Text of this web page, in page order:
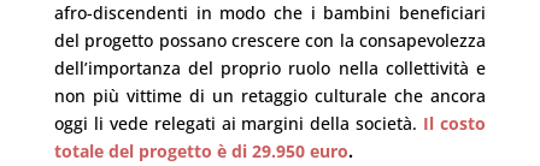
afro-discendenti in modo che i bambini beneficiari
del progetto possano crescere con la consapevolezza
dell’importanza del proprio ruolo nella collettività e
non più vittime di un retaggio culturale che ancora
oggi li vede relegati ai margini della società. Il costo
totale del progetto è di 29.950 euro.